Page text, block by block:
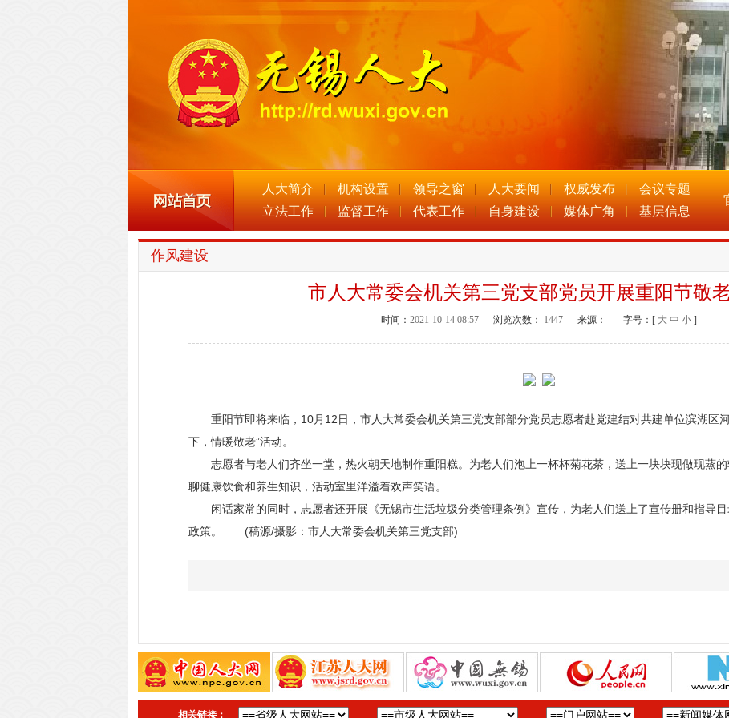
人大简介 机构设置 领导之窗 人大要闻 权威发布
会议专题
立法工作
监督工作 代表工作 自身建设 媒体广角 基层信息
作风建设
市人大常委会机关第三党支部党员开展重阳节敬
时间： 2021-10-14 08:57 浏览次数： 1447 来源： 字号：[ 大 中 小 ]
重阳节即将来临，10月12日，市人大常委会机关第三党支部部分党员志愿者赴党建结对共建单位滨湖区
下，情暖敬老”活动。
志愿者与老人们齐坐一堂，热火朝天地制作重阳糕。为老人们泡上一杯杯菊花茶，送上一块块现做现蒸的
聊健康饮食和养生知识，活动室里洋溢着欢声笑语。
闲话家常的同时，志愿者还开展《无锡市生活垃圾分类管理条例》宣传，为老人们送上了宣传册和指导
政策。 (稿源/摄影：市人大常委会机关第三党支部)
相关链接：